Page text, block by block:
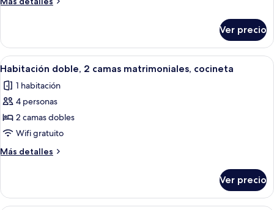
Queen
size,
cocineta
1
cama
Queen
cocineta
Ver precio
Abrir
todas
las
fotos
de
Habitación
doble,
2
matrimoniales,
cocineta
Habitación de hotel con dos camas,
2
Habitación doble, 2 camas matrimoniales, cocineta
1 habitación
4 personas
2 camas dobles
Wifi gratuito
Más detalles
Más
doble,
Ver precio